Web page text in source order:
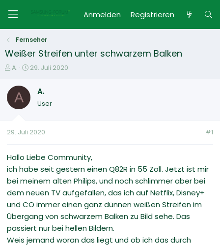
Anmelden Registrieren
Fernseher
Weißer Streifen unter schwarzem Balken
E
s
e
e
A.
E
t
t
m
29. Juli 2020
A A.
User
29. Juli 2020 #1
Hallo Liebe Community,
ich habe seit gestern einen Q82R in 55 Zoll. Jetzt ist mir
bei meinem alten Philips, und noch schlimmer aber bei
dem neuen TV aufgefallen, das ich auf Netflix, Disney+
und CO immer einen ganz dünnen weißen Streifen im
Übergang von schwarzem Balken zu Bild sehe. Das
passiert nur bei hellen Bildern.
Weis jemand woran das liegt und ob ich das durch